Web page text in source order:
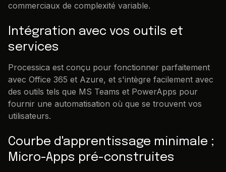
commerciaux de complexité variable.
Intégration avec vos outils et
services
Processica est conçu pour fonctionner parfaitement
avec Office 365 et Azure, et s'intègre facilement avec
des outils tels que MS Teams et PowerApps pour
fournir une automatisation où que se trouvent vos
utilisateurs.
Courbe d'apprentissage minimale ;
Micro-Apps pré-construites